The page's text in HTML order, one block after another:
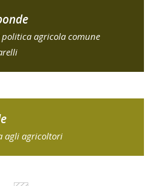
agricola comune
agli agricoltori